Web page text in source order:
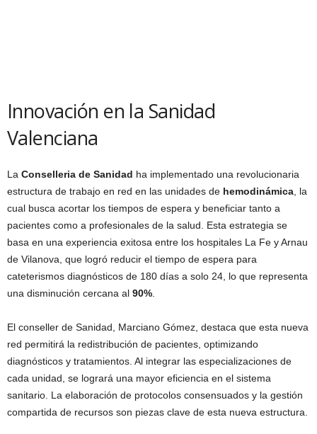
Innovación en la Sanidad
Valenciana
La Conselleria de Sanidad ha implementado una revolucionaria
estructura de trabajo en red en las unidades de hemodinámica , la
cual busca acortar los tiempos de espera y beneficiar tanto a
pacientes como a profesionales de la salud. Esta estrategia se
basa en una experiencia exitosa entre los hospitales La Fe y Arnau
de Vilanova, que logró reducir el tiempo de espera para
cateterismos diagnósticos de 180 días a solo 24, lo que representa
una disminución cercana al 90%
El conseller de Sanidad, Marciano Gómez, destaca que esta nueva
red permitirá la redistribución de pacientes, optimizando
diagnósticos y tratamientos. Al integrar las especializaciones de
cada unidad, se logrará una mayor eficiencia en el sistema
sanitario. La elaboración de protocolos consensuados y la gestión
compartida de recursos son piezas clave de esta nueva estructura.